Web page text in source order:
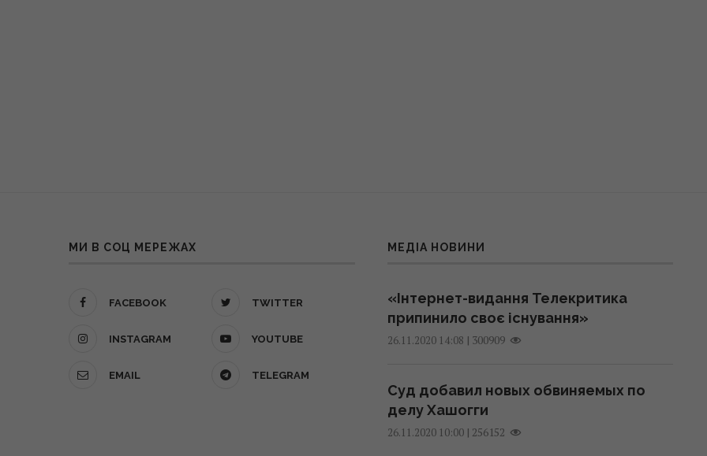
МИ В СОЦ МЕРЕЖАХ
FACEBOOK TWITTER
INSTAGRAM YOUTUBE
EMAIL TELEGRAM
МЕДІА НОВИНИ
«Інтернет-видання Телекритика
припинило своє існування»
26.11.2020 14:08 | 300909
Суд добавил новых обвиняемых по
делу Хашогги
26.11.2020 10:00| 256152